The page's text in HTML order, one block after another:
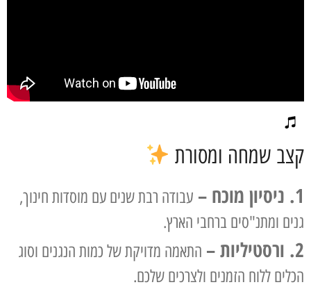
קצב שמחה ומסורת
1. ניסיון מוכח –
עבודה רבת שנים עם מוסדות חינוך,
גנים ומתנ"סים ברחבי הארץ.
2. ורסטיליות –
התאמה מדויקת של כמות הנגנים וסוג
הכלים ללוח הזמנים ולצרכים שלכם.